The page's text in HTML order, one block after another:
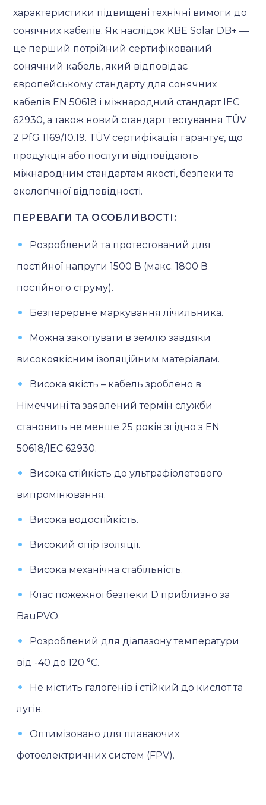
характеристики підвищені технічні вимоги до
сонячних кабелів. Як наслідок KBE Solar DB+ —
це перший потрійний сертифікований
сонячний кабель, який відповідає
європейському стандарту для сонячних
кабелів EN 50618 і міжнародний стандарт IEC
62930, а також новий стандарт тестування TÜV
2 PfG 1169/10.19. TÜV сертифікація гарантує, що
продукція або послуги відповідають
міжнародним стандартам якості, безпеки та
екологічної відповідності.
ПЕРЕВАГИ ТА ОСОБЛИВОСТІ:
Розроблений та протестований для
постійної напруги 1500 В (макс. 1800 В
постійного струму).
Безперервне маркування лічильника.
Можна закопувати в землю завдяки
високоякісним ізоляційним матеріалам.
Висока якість – кабель зроблено в
Німеччині та заявлений термін служби
становить не менше 25 років згідно з EN
50618/IEC 62930.
Висока стійкість до ультрафіолетового
випромінювання.
Висока водостійкість.
Високий опір ізоляції.
Висока механічна стабільність.
Клас пожежної безпеки D приблизно за
BauPVO.
Розроблений для діапазону температури
від -40 до 120 °C.
Не містить галогенів і стійкий до кислот та
лугів.
Оптимізовано для плаваючих
фотоелектричних систем (FPV).